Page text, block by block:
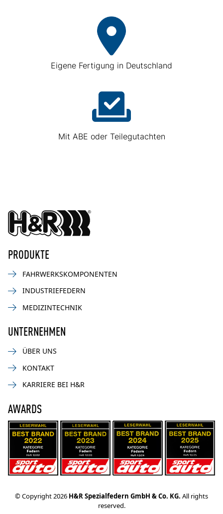
Eigene Fertigung in Deutschland
Mit ABE oder Teilegutachten
PRODUKTE
FAHRWERKSKOMPONENTEN
INDUSTRIEFEDERN
MEDIZINTECHNIK
UNTERNEHMEN
ÜBER UNS
KONTAKT
KARRIERE BEI H&R
AWARDS
© Copyright 2026 H&R Spezialfedern GmbH & Co. KG. All rights
reserved.